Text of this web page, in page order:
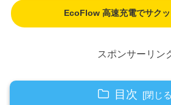
EcoFlow 高速充電でサク
スポンサーリン
目次